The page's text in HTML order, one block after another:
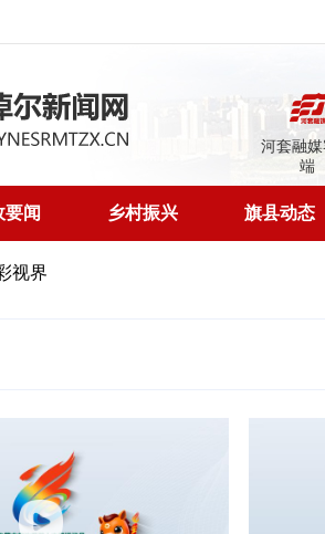
河套融
端
要闻 乡村振兴 旗县动态
视界